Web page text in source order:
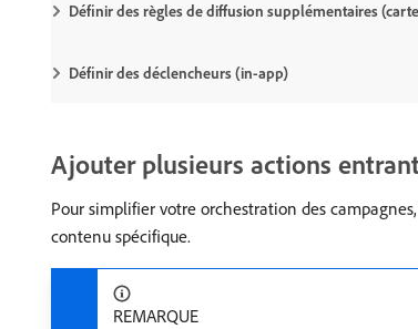
Définir des règles de diffusion supplémentaires
Définir des déclencheurs (in-app)
Ajouter plusieurs actions
Pour simplifier votre orchestration des
contenu spécifique.
REMARQUE